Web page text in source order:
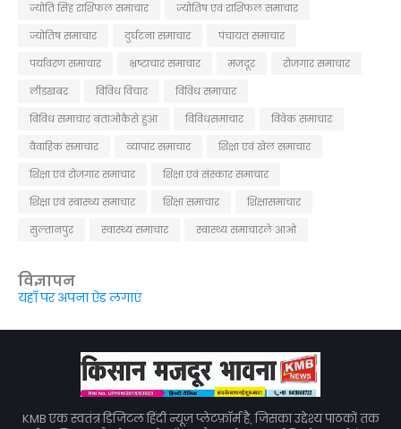
ज्योति सिंह राशिफल समाचार
ज्योतिष एवं राशिफल समाचार
ज्योतिष समाचार
दुर्घटना समाचार
पंचायत समाचार
पर्यावरण समाचार
भ्रष्टाचार समाचार मजदूर
रोजगार समाचार
लीडखबर
विविध विचार
विविध समाचार
विविध समाचार बताओकैसे हुआ
विविधसमाचार
विवेक समाचार
वैवाहिक समाचार
व्यापार समाचार
शिक्षा एवं खेल समाचार
शिक्षा एवं रोजगार समाचार
शिक्षा एवं संस्कार समाचार
शिक्षा एवं स्वास्थ्य समाचार
शिक्षा समाचार
शिक्षासमाचार
सुल्तानपुर
स्वास्थ्य समाचार स्वास्थ्य समाचारले आओ
विज्ञापन
यहाँ पर अपना ऐड लगाएं
KMB एक स्वतंत्र डिजिटल हिंदी न्यूज़ प्लेटफ़ॉर्म है, जिसका उद्देश्य पाठकों तक